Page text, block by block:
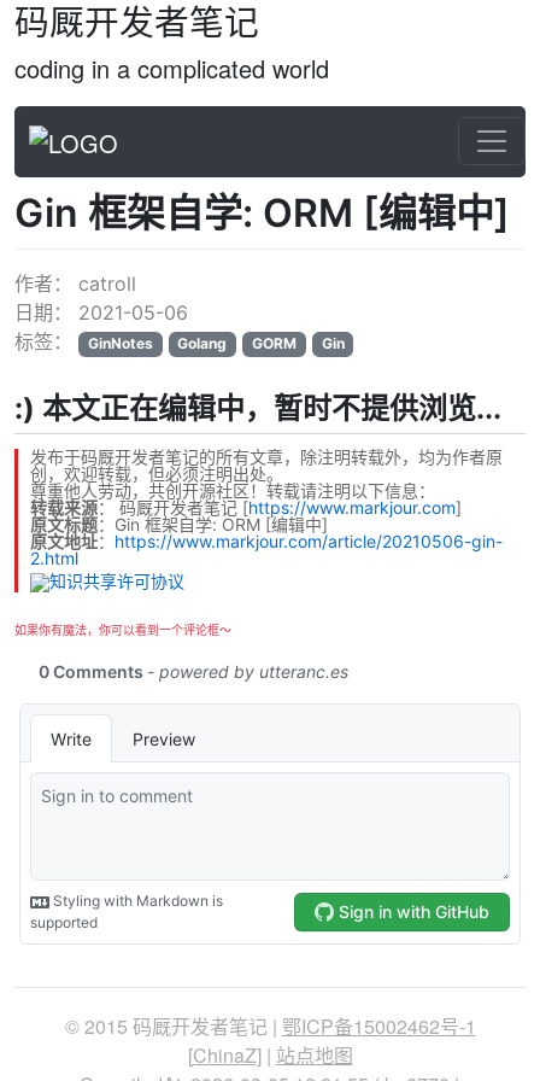
码厩开发者笔记
coding in a complicated world
Gin 框架自学: ORM [编辑中]
作者： catroll
日期： 2021-05-06
标签：
GinNotes Golang GORM Gin
:) 本文正在编辑中，暂时不提供浏览...
发布于码厩开发者笔记的所有文章，除注明转载外，均为作者原
创，欢迎转载，但必须注明出处。
尊重他人劳动，共创开源社区！转载请注明以下信息：
转载来源： 码厩开发者笔记 [https://www.markjour.com]
原文标题：Gin 框架自学: ORM [编辑中]
原文地址： https://www.markjour.com/article/20210506-gin-
2.html
如果你有魔法，你可以看到一个评论框～
© 2015 码厩开发者笔记 | 鄂ICP备15002462号-1
[ChinaZ] | 站点地图